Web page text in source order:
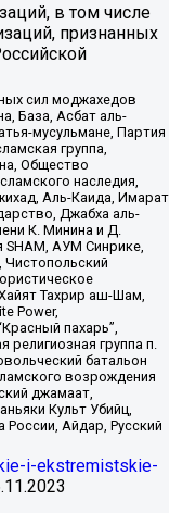
в том числе
признанных
сил моджахедов
База, Асбат аль-
мусульмане, Партия
группа,
Общество
наследия,
Аль-Каида, Имарат
Джабха аль-
К. Минина и Д.
SHAM, АУМ Синрике,
Тахрир аш-Шам,
Power,
пахарь”,
религиозная группа п.
батальон
возрождения
джамаат,
Культ Убийц,
Айдар, Русский
i-ekstremistskie-